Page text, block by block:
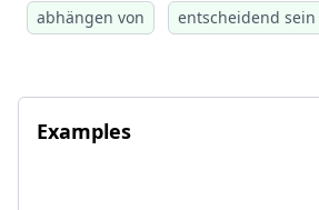
abhängen von entscheidend sein
Examples